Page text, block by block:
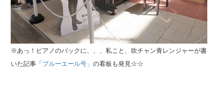
※あっ！ピアノのバックに、、、私こと、吹チャン青レンジャーが書
いた記事「 ブルーエール号」の看板も発見☆☆